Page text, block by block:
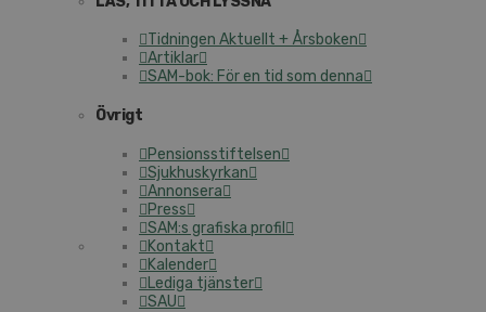
Tidningen Aktuellt + Årsboken
Artiklar
SAM-bok: För en tid som denna
Övrigt
Pensionsstiftelsen
Sjukhuskyrkan
Annonsera
Press
SAM:s grafiska profil
Kontakt
Kalender
Lediga tjänster
SAU